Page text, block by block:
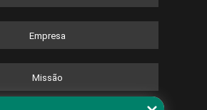
Empresa
Missão